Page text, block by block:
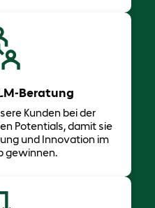
Beratung
Kunden bei der
Potentials, damit sie
und Innovation im
gewinnen.